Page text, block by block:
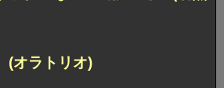
オラトリオ)